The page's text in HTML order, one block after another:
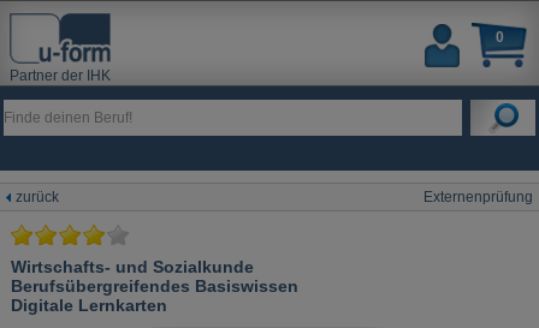
Partner der IHK
0
zurück Externenprüfung
Wirtschafts- und Sozialkunde
Berufsübergreifendes Basiswissen
Digitale Lernkarten